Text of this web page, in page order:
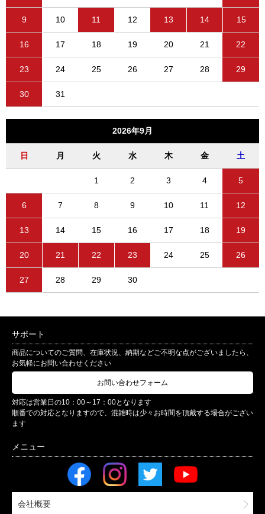
9 10 11 12 13 14 15
16 17 18 19 20 21 22
23 24 25 26 27 28 29
30 31
2026年9月
日 月 火 水 木 金 土
1 2 3 4 5
6 7 8 9 10 11 12
13 14 15 16 17 18 19
20 21 22 23 24 25 26
27 28 29 30
サポート
商品についてのご質問、在庫状況、納期などご不明な点がございましたら、
お気軽にお問い合わせください
お問い合わせフォーム
対応は営業日の10：00～17：00となります
順番での対応となりますので、混雑時は少々お時間を頂戴する場合がござい
ます
会社概要